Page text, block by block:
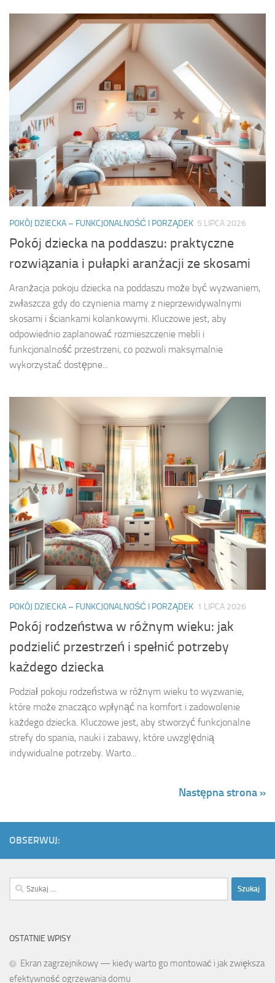
POKÓJ DZIECKA – FUNKCJONALNOŚĆ I PORZĄDEK 5 LIPCA 2026
Pokój dziecka na poddaszu: praktyczne
rozwiązania i pułapki aranżacji ze skosami
Aranżacja pokoju dziecka na poddaszu może być wyzwaniem,
zwłaszcza gdy do czynienia mamy z nieprzewidywalnymi
skosami i ściankami kolankowymi. Kluczowe jest, aby
odpowiednio zaplanować rozmieszczenie mebli i
funkcjonalność przestrzeni, co pozwoli maksymalnie
wykorzystać dostępne...
POKÓJ DZIECKA – FUNKCJONALNOŚĆ I PORZĄDEK 1 LIPCA 2026
Pokój rodzeństwa w różnym wieku: jak
podzielić przestrzeń i spełnić potrzeby
każdego dziecka
Podział pokoju rodzeństwa w różnym wieku to wyzwanie,
które może znacząco wpłynąć na komfort i zadowolenie
każdego dziecka. Kluczowe jest, aby stworzyć funkcjonalne
strefy do spania, nauki i zabawy, które uwzględnią
indywidualne potrzeby. Warto...
Następna strona »
OBSERWUJ:
Szukaj:
OSTATNIE WPISY
Ekran zagrzejnikowy — kiedy warto go montować i jak zwiększa
efektywność ogrzewania domu